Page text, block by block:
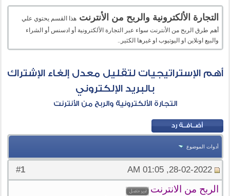
التجارة الألكترونية والربح من الأنترنت هذا القسم يحتوي علي
أهم طرق الربح من الأنترنت سواء عبر التجارة الألكترونية أو ادسنس أو الشراء
والبيع اونلاين او اليوتيوب او غيرها الكثير..
أهم الإستراتيجيات لتقليل معدل إلغاء الإشتراك
بالبريد الإلكتروني
التجارة الألكترونية والربح من الأنترنت
أدوات الموضوع
#
1 28-02-2022, 01:05 AM
الربح من الانترنت